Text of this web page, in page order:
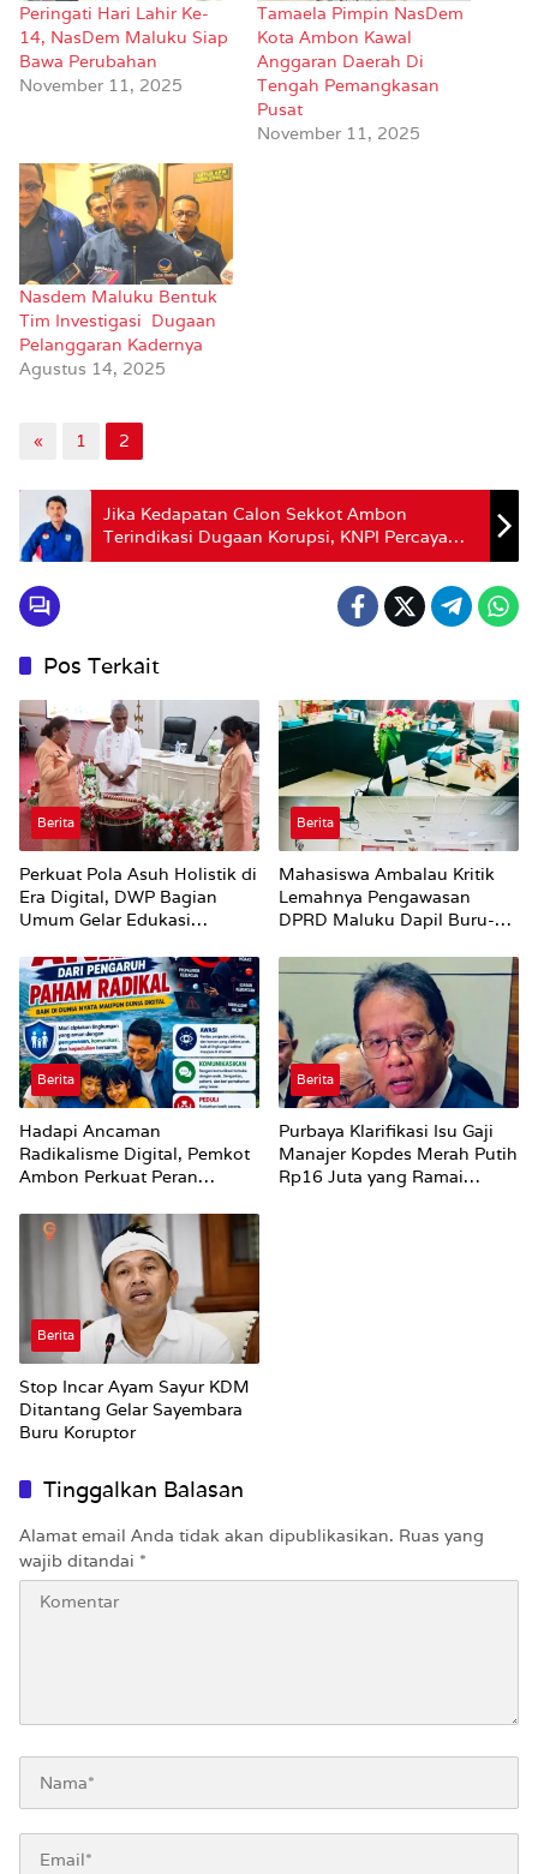
Peringati Hari Lahir Ke-
14, NasDem Maluku Siap
Bawa Perubahan
November 11, 2025
Tamaela Pimpin NasDem
Kota Ambon Kawal
Anggaran Daerah Di
Tengah Pemangkasan
Pusat
November 11, 2025
Nasdem Maluku Bentuk
Tim Investigasi Dugaan
Pelanggaran Kadernya
Agustus 14, 2025
« 1 2
Jika Kedapatan Calon Sekkot Ambon
Terindikasi Dugaan Korupsi, KNPI Percaya
Penilaian Kemendagri
Pos Terkait
Berita
Perkuat Pola Asuh Holistik di
Era Digital, DWP Bagian
Umum Gelar Edukasi
Berita
Mahasiswa Ambalau Kritik
Lemahnya Pengawasan
DPRD Maluku Dapil Buru-
Perubahan Status Jalan
Berita
Hadapi Ancaman
Radikalisme Digital, Pemkot
Ambon Perkuat Peran
Berita
Purbaya Klarifikasi Isu Gaji
Manajer Kopdes Merah Putih
Rp16 Juta yang Ramai
Berita
Stop Incar Ayam Sayur KDM
Ditantang Gelar Sayembara
Buru Koruptor
Tinggalkan Balasan
Alamat email Anda tidak akan dipublikasikan. Ruas yang
wajib ditandai *